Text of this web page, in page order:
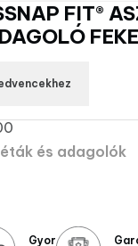
FIT®
és adagolók
Gyors